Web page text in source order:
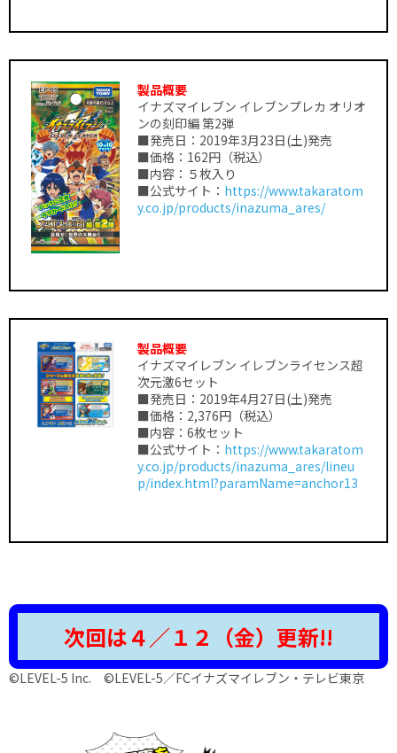
製品概要
イナズマイレブン イレブンプレカ オリオ
ンの刻印編 第2弾
■発売日：2019年3月23日(土)発売
■価格：162円（税込）
■内容：５枚入り
■公式サイト： https://www.takaratom
y.co.jp/products/inazuma_ares/
製品概要
イナズマイレブン イレブンライセンス超
次元激6セット
■発売日：2019年4月27日(土)発売
■価格：2,376円（税込）
■内容：6枚セット
■公式サイト： https://www.takaratom
y.co.jp/products/inazuma_ares/lineu
p/index.html?paramName=anchor13
次回は４／１２ （金）更新!!
©LEVEL-5 Inc. ©LEVEL-5／FCイナズマイレブン・テレビ東京